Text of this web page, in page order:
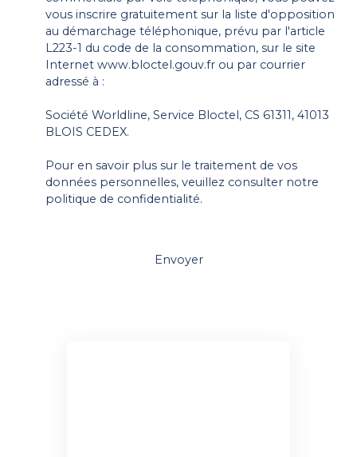
vous inscrire gratuitement sur la liste d'opposition
au démarchage téléphonique, prévu par l'article
L223-1 du code de la consommation, sur le site
Internet www.bloctel.gouv.fr ou par courrier
adressé à :
Société Worldline, Service Bloctel, CS 61311, 41013
BLOIS CEDEX.
Pour en savoir plus sur le traitement de vos
données personnelles, veuillez consulter notre
politique de confidentialité.
Envoyer